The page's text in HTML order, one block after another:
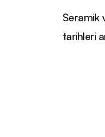
Seramik
tarihleri